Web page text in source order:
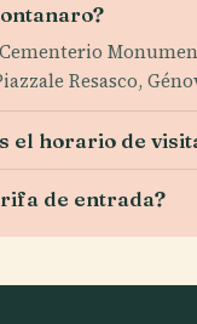
Resasco,
el horario de
de entrada?